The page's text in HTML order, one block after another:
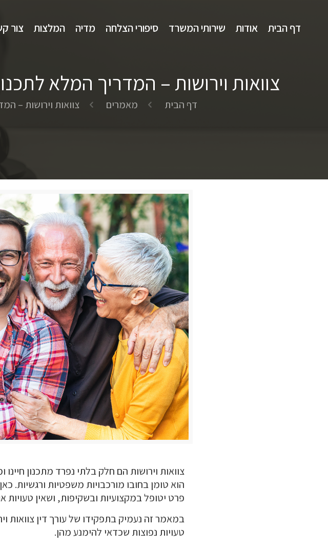
דף הבית אודות שירותי המשרד סיפורי הצלחה מדיה המלצות צור
צוואות וירושות – המדריך המלא
דף הבית מאמרים צוואות וירושות –
צוואות וירושות הם חלק בלתי נפרד מתכנון
הוא טומן בחובו מורכבויות משפטיות ורגשיות.
פרט יטופל במקצועיות ובשקיפות, ושאין טעויות
במאמר זה נעמיק בתפקידו של עורך דין צוואות
טעויות נפוצות שכדאי להימנע מהן.